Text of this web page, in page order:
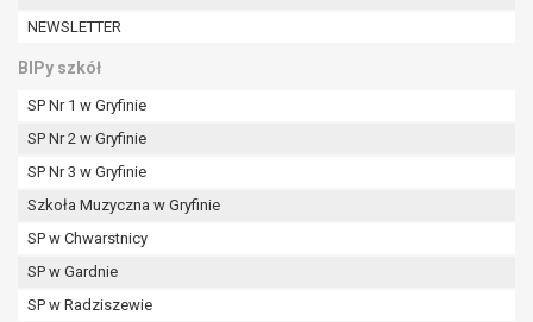
NEWSLETTER
BIPy szkół
SP Nr 1 w Gryfinie
SP Nr 2 w Gryfinie
SP Nr 3 w Gryfinie
Szkoła Muzyczna w Gryfinie
SP w Chwarstnicy
SP w Gardnie
SP w Radziszewie